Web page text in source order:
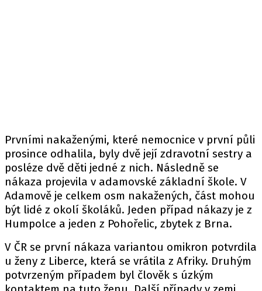
Prvními nakaženými, které nemocnice v první půli
prosince odhalila, byly dvě její zdravotní sestry a
posléze dvě děti jedné z nich. Následně se
nákaza projevila v adamovské základní škole. V
Adamově je celkem osm nakažených, část mohou
být lidé z okolí školáků. Jeden případ nákazy je z
Humpolce a jeden z Pohořelic, zbytek z Brna.
V ČR se první nákaza variantou omikron potvrdila
u ženy z Liberce, která se vrátila z Afriky. Druhým
potvrzeným případem byl člověk s úzkým